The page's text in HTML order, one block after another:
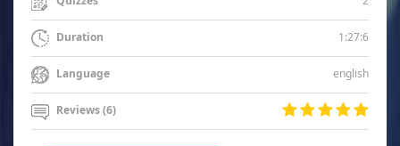
Duration 1:27:6
Language english
Reviews (6)